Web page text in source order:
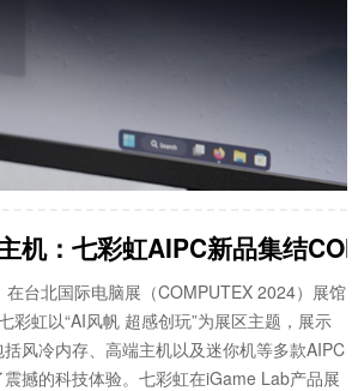
机：七彩虹AIPC新品集结
在台北国际电脑展（COMPUTEX 2024）展馆
彩虹以“AI风帆 超感创玩”为展区主题，展示
风冷内存、高端主机以及迷你机等多款AIPC
撼的科技体验。七彩虹在iGame Lab产品展